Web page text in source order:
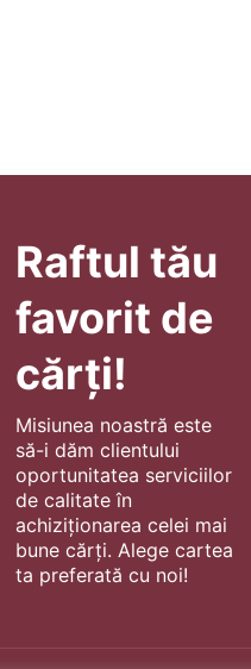
Raftul tău
favorit de
cărți!
Misiunea noastră este
să-i dăm clientului
oportunitatea serviciilor
de calitate în
achiziționarea celei mai
bune cărți. Alege cartea
ta preferată cu noi!